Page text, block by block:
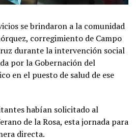
se brindaron a la comunidad
corregimiento de Campo
durante la intervención social
por la Gobernación del
en el puesto de salud de ese
habían solicitado al
de la Rosa, esta jornada para
directa.